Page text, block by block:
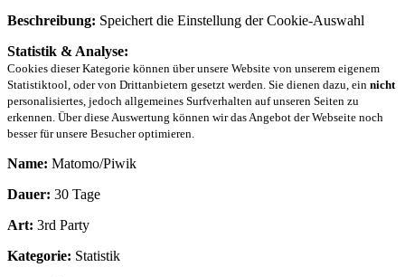
Beschreibung: Speichert die Einstellung der Cookie-Auswahl
Statistik & Analyse:
Cookies dieser Kategorie können über unsere Website von unserem eigenem
Statistiktool, oder von Drittanbietern gesetzt werden. Sie dienen dazu, ein nicht
personalisiertes, jedoch allgemeines Surfverhalten auf unseren Seiten zu
erkennen. Über diese Auswertung können wir das Angebot der Webseite noch
besser für unsere Besucher optimieren.
Name: Matomo/Piwik
Dauer: 30 Tage
Art: 3rd Party
Kategorie: Statistik